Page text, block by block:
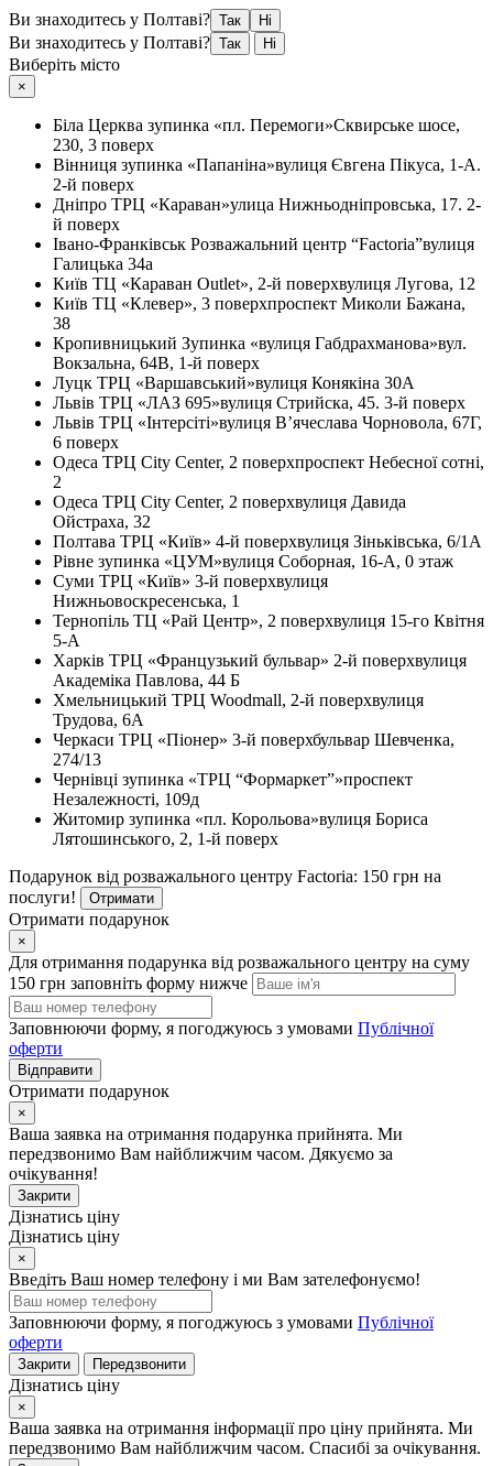
Ви знаходитесь у Полтаві? Так Ні
Ви знаходитесь у Полтаві? Так Ні
Виберіть місто
×
Біла Церква зупинка «пл. Перемоги»Сквирське шосе,
230, 3 поверх
Вінниця зупинка «Папаніна»вулиця Євгена Пікуса, 1-А.
2-й поверх
Дніпро ТРЦ «Караван»улица Нижньодніпровська, 17. 2-
й поверх
Івано-Франківськ Розважальний центр “Factoria”вулиця
Галицька 34а
Київ ТЦ «Караван Outlet», 2-й поверхвулиця Лугова, 12
Київ ТЦ «Клевер», 3 поверхпроспект Миколи Бажана,
38
Кропивницький Зупинка «вулиця Габдрахманова»вул.
Вокзальна, 64В, 1-й поверх
Луцк ТРЦ «Варшавський»вулиця Конякіна 30А
Львів ТРЦ «ЛАЗ 695»вулиця Стрийска, 45. 3-й поверх
Львів ТРЦ «Інтерсіті»вулиця В’ячеслава Чорновола, 67Г,
6 поверх
Одеса ТРЦ City Center, 2 поверхпроспект Небесної сотні,
2
Одеса ТРЦ City Center, 2 поверхвулиця Давида
Ойстраха, 32
Полтава ТРЦ «Київ» 4-й поверхвулиця Зіньківська, 6/1А
Рівне зупинка «ЦУМ»вулиця Соборная, 16-А, 0 этаж
Суми ТРЦ «Київ» 3-й поверхвулиця
Нижньовоскресенська, 1
Тернопіль ТЦ «Рай Центр», 2 поверхвулиця 15-го Квітня
5-А
Харків ТРЦ «Французький бульвар» 2-й поверхвулиця
Академіка Павлова, 44 Б
Хмельницький ТРЦ Woodmall, 2-й поверхвулиця
Трудова, 6А
Черкаси ТРЦ «Піонер» 3-й поверхбульвар Шевченка,
274/13
Чернівці зупинка «ТРЦ “Формаркет”»проспект
Незалежності, 109д
Житомир зупинка «пл. Корольова»вулиця Бориса
Лятошинського, 2, 1-й поверх
Подарунок від розважального центру Factoria: 150 грн на
послуги!
Отримати
Отримати подарунок
×
Для отримання подарунка від розважального центру на суму
150 грн заповніть форму нижче
Заповнюючи форму, я погоджуюсь з умовами Публічної
оферти
Відправити
Отримати подарунок
×
Ваша заявка на отримання подарунка прийнята. Ми
передзвонимо Вам найближчим часом. Дякуємо за
очікування!
Закрити
Дізнатись ціну
Дізнатись ціну
×
Введіть Ваш номер телефону і ми Вам зателефонуємо!
Заповнюючи форму, я погоджуюсь з умовами Публічної
оферти
Закрити Передзвонити
Дізнатись ціну
×
Ваша заявка на отримання інформації про ціну прийнята. Ми
передзвонимо Вам найближчим часом. Спасибі за очікування.